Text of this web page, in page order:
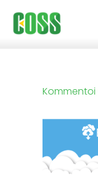
Siirry
sisältöön
Kommentoi